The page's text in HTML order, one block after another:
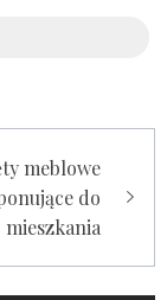
meblowe
do
mieszkania